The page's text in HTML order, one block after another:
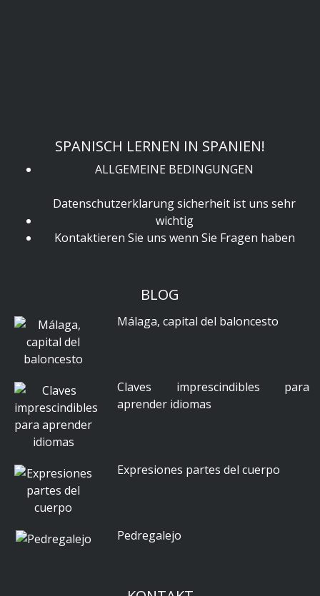
SPANISCH LERNEN IN SPANIEN!
ALLGEMEINE BEDINGUNGEN
Datenschutzerklarung sicherheit ist uns sehr
wichtig
Kontaktieren Sie uns wenn Sie Fragen haben
BLOG
Málaga, capital del baloncesto
Claves imprescindibles para
aprender idiomas
Expresiones partes del cuerpo
Pedregalejo